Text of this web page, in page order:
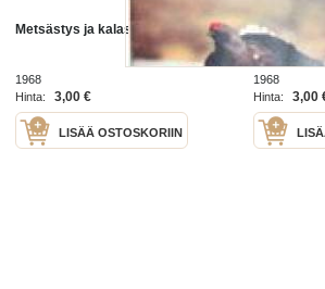
Metsästys ja kalastus 1968 nr 10
1968
Hinta:
3,00 €
LISÄÄ OSTOSKORIIN
Metsästys
1968
Hinta:
3,00